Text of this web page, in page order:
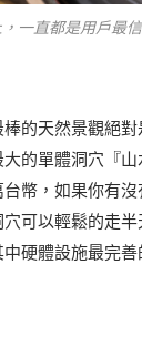
一直都是用戶最
的天然景觀絕
的單體洞穴『
幣，如果你有沒
可以輕鬆的走
硬體設施最完